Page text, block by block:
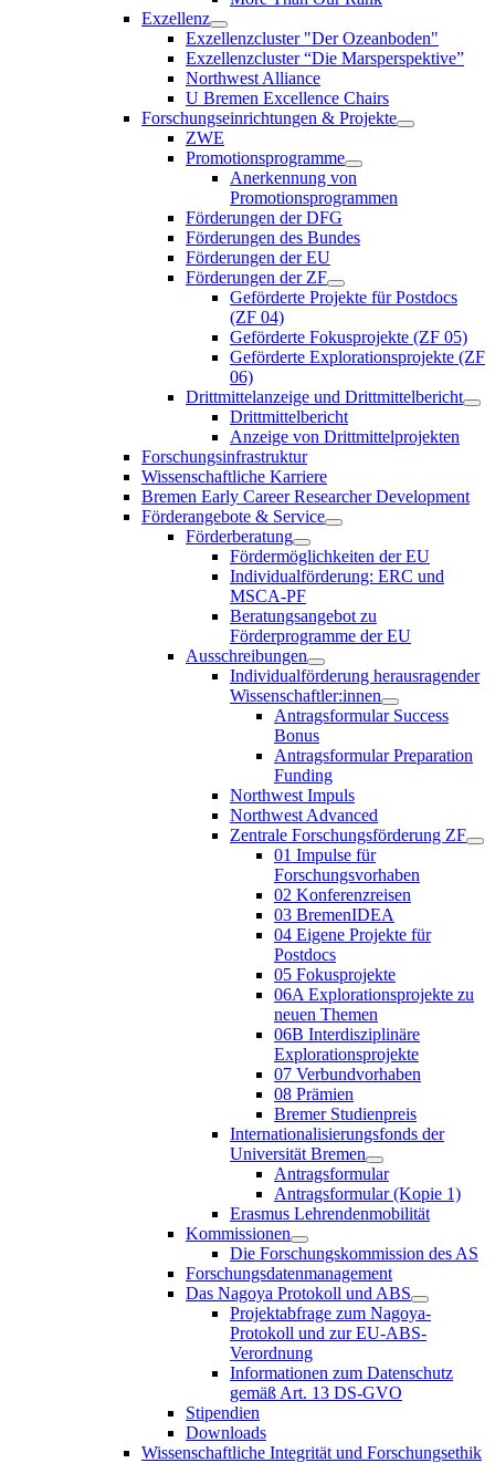
Exzellenz
Exzellenzcluster "Der Ozeanboden"
Exzellenzcluster “Die Marsperspektive”
Northwest Alliance
U Bremen Excellence Chairs
Forschungseinrichtungen & Projekte
ZWE
Promotionsprogramme
Anerkennung von
Promotionsprogrammen
Förderungen der DFG
Förderungen des Bundes
Förderungen der EU
Förderungen der ZF
Geförderte Projekte für Postdocs
(ZF 04)
Geförderte Fokusprojekte (ZF 05)
Geförderte Explorationsprojekte (ZF
06)
Drittmittelanzeige und Drittmittelbericht
Drittmittelbericht
Anzeige von Drittmittelprojekten
Forschungsinfrastruktur
Wissenschaftliche Karriere
Bremen Early Career Researcher Development
Förderangebote & Service
Förderberatung
Fördermöglichkeiten der EU
Individualförderung: ERC und
MSCA-PF
Beratungsangebot zu
Förderprogramme der EU
Ausschreibungen
Individualförderung herausragender
Wissenschaftler:innen
Antragsformular Success
Bonus
Antragsformular Preparation
Funding
Northwest Impuls
Northwest Advanced
Zentrale Forschungsförderung ZF
01 Impulse für
Forschungsvorhaben
02 Konferenzreisen
03 BremenIDEA
04 Eigene Projekte für
Postdocs
05 Fokusprojekte
06A Explorationsprojekte zu
neuen Themen
06B Interdisziplinäre
Explorationsprojekte
07 Verbundvorhaben
08 Prämien
Bremer Studienpreis
Internationalisierungsfonds der
Universität Bremen
Antragsformular
Antragsformular (Kopie 1)
Erasmus Lehrendenmobilität
Kommissionen
Die Forschungskommission des AS
Forschungsdatenmanagement
Das Nagoya Protokoll und ABS
Projektabfrage zum Nagoya-
Protokoll und zur EU-ABS-
Verordnung
Informationen zum Datenschutz
gemäß Art. 13 DS-GVO
Stipendien
Downloads
Wissenschaftliche Integrität und Forschungsethik